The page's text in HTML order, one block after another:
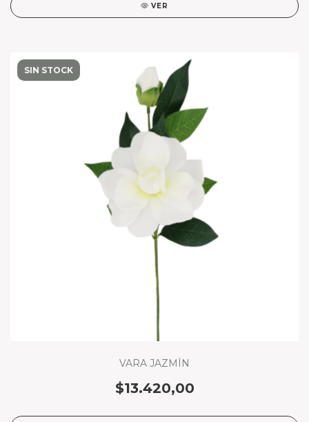
VER
SIN STOCK
VARA JAZMÍN
$13.420,00